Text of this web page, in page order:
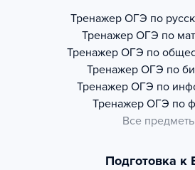
Тренажер ОГЭ по
Тренажер ОГЭ по
Тренажер ОГЭ по
Тренажер ОГЭ по
Тренажер ОГЭ по
Тренажер ОГЭ по
Все
Подготовка к